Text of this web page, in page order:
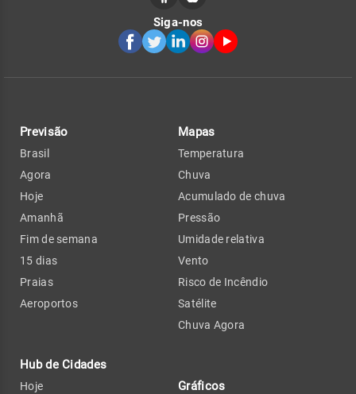
Siga-nos
Previsão
Brasil
Agora
Hoje
Amanhã
Fim de semana
15 dias
Praias
Aeroportos
Hub de Cidades
Hoje
Mapas
Temperatura
Chuva
Acumulado de chuva
Pressão
Umidade relativa
Vento
Risco de Incêndio
Satélite
Chuva Agora
Gráficos